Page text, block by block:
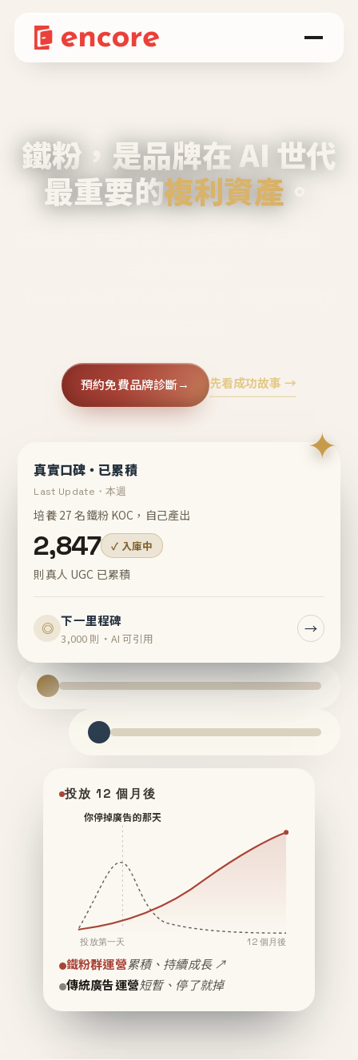
鐵粉，是品牌在 AI 世代
最重要的複利資產 。
預約免費品牌診斷→ 先看成功故事 →
✦
真實口碑・已累積
Last Update・本週
培養 27 名鐵粉 KOC，自己產出
2,847 ✓ 入庫中
則真人 UGC 已累積
◎ 下一里程碑
3,000 則・AI 可引用
→
投放 12 個月後
你停掉廣告的那天
投放第一天 12 個月後
鐵粉群運營累積、持續成長 ↗
傳統廣告運營短暫、停了就掉